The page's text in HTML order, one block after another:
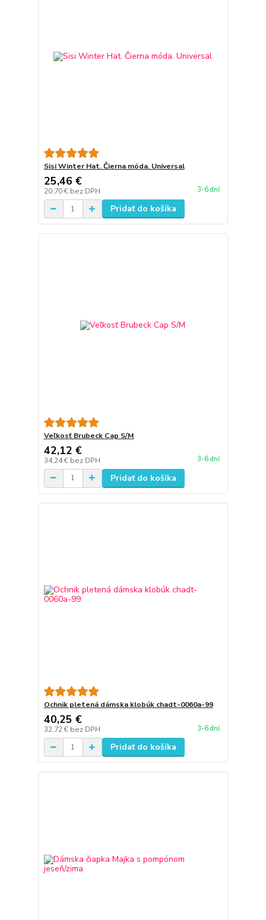
Sisi Winter Hat. Čierna móda. Universal
25,46 €
20,70 € bez DPH 3-6 dní
Pridať do košíka
Veľkosť Brubeck Cap S/M
42,12 €
34,24 € bez DPH 3-6 dní
Pridať do košíka
Ochnik pletená dámska klobúk chadt-0060a-99
40,25 €
32,72 € bez DPH 3-6 dní
Pridať do košíka